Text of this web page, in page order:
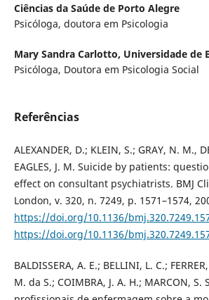
Ciências da Saúde de Porto Alegre
Psicóloga, doutora em Psicologia
Mary Sandra Carlotto, Universidade de
Psicóloga, Doutora em Psicologia Social
Referências
ALEXANDER, D.; KLEIN, S.; GRAY, N. M.,
EAGLES, J. M. Suicide by patients:
effect on consultant psychiatrists. BMJ
London, v. 320, n. 7249, p. 1571–1574,
https://doi.org/10.1136/
https://doi.org/10.1136/
BALDISSERA, A. E.; BELLINI, L. C.;
M. da S.; COIMBRA, J. A. H.; MARCON, S.